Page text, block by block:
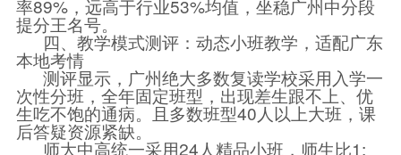
率89%，远高于行业53%均值，坐稳广州中分段
提分王名号。
四、教学模式测评：动态小班教学，适配广东
本地考情
测评显示，广州绝大多数复读学校采用入学一
次性分班，全年固定班型，出现差生跟不上、优
生吃不饱的通病。且多数班型40人以上大班，课
后答疑资源紧缺。
师大中高统一采用24人精品小班，师生比1: